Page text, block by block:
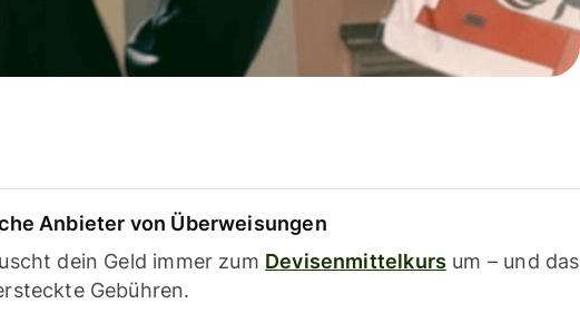
Anbieter von Überweisungen
dein Geld immer zum Devisenmittelkurs um – und das
Gebühren.